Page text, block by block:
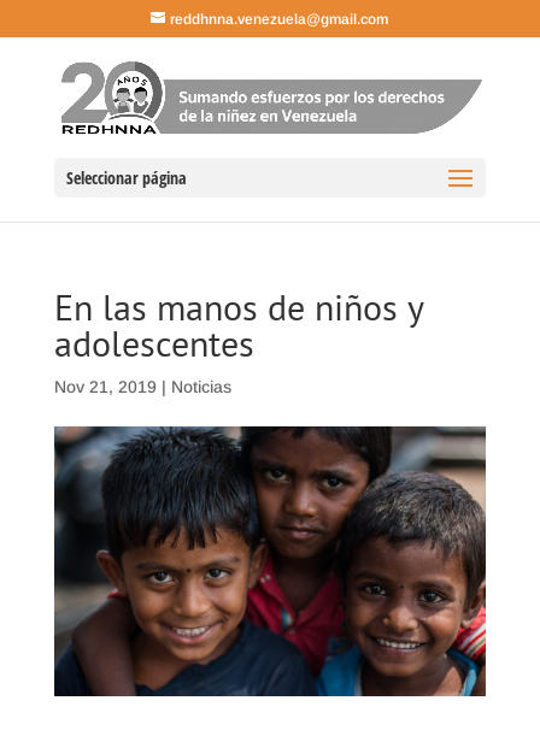
reddhnna.venezuela@gmail.com
Seleccionar página
En las manos de niños y
adolescentes
Nov 21, 2019 | Noticias